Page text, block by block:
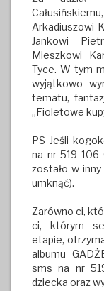
Arkadiuszowi
Jankowi
Mieszkowi
Tyce. W tym
wyjątkowo
tematu,
„Fioletowe
PS Jeśli
na nr 519 106
zostało w
umknąć).
Zarówno ci,
ci, którym
etapie,
albumu
sms na nr
dziecka oraz